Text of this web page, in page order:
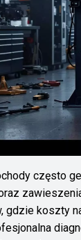
często
gdzie koszty